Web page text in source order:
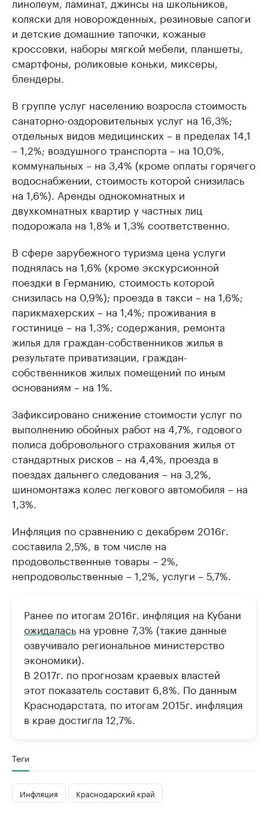
коляски для новорожденных, резиновые сапоги
и детские домашние тапочки, кожаные
кроссовки, наборы мягкой мебели, планшеты,
смартфоны, роликовые коньки, миксеры,
блендеры.
В группе услуг населению возросла стоимость
санаторно-оздоровительных услуг на 16,3%;
отдельных видов медицинских – в пределах 14,1
– 1,2%; воздушного транспорта – на 10,0%,
коммунальных – на 3,4% (кроме оплаты горячего
водоснабжении, стоимость которой снизилась
на 1,6%). Аренды однокомнатных и
двухкомнатных квартир у частных лиц
подорожала на 1,8% и 1,3% соответственно.
В сфере зарубежного туризма цена услуги
поднялась на 1,6% (кроме экскурсионной
поездки в Германию, стоимость которой
снизилась на 0,9%); проезда в такси – на 1,6%;
парикмахерских – на 1,4%; проживания в
гостинице – на 1,3%; содержания, ремонта
жилья для граждан-собственников жилья в
результате приватизации, граждан-
собственников жилых помещений по иным
основаниям – на 1%.
Зафиксировано снижение стоимости услуг по
выполнению обойных работ на 4,7%, годового
полиса добровольного страхования жилья от
стандартных рисков – на 4,4%, проезда в
поездах дальнего следования – на 3,2%,
шиномонтажа колес легкового автомобиля – на
1,3%.
Инфляция по сравнению с декабрем 2016г.
составила 2,5%, в том числе на
продовольственные товары – 2%,
непродовольственные – 1,2%, услуги – 5,7%.
Ранее по итогам 2016г. инфляция на Кубани
ожидалась на уровне 7,3% (такие данные
озвучивало региональное министерство
экономики).
В 2017г. по прогнозам краевых властей
этот показатель составит 6,8%. По данным
Краснодарстата, по итогам 2015г. инфляция
в крае достигла 12,7%.
Теги
Инфляция Краснодарский край